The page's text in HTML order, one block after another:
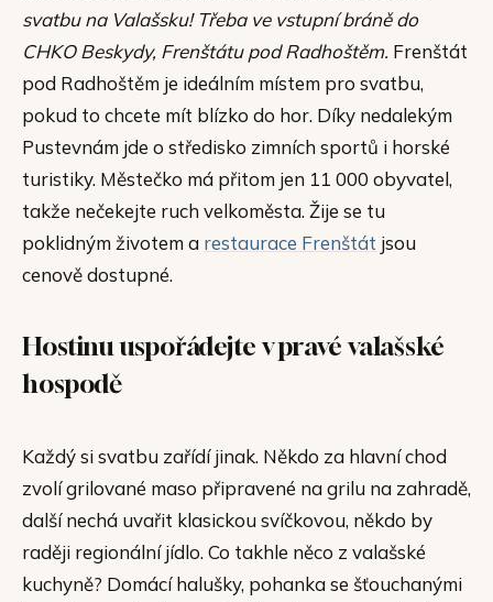
svatbu na Valašsku! Třeba ve vstupní bráně do
CHKO Beskydy, Frenštátu pod Radhoštěm. Frenštát
pod Radhoštěm je ideálním místem pro svatbu,
pokud to chcete mít blízko do hor. Díky nedalekým
Pustevnám jde o středisko zimních sportů i horské
turistiky. Městečko má přitom jen 11 000 obyvatel,
takže nečekejte ruch velkoměsta. Žije se tu
poklidným životem a restaurace Frenštát jsou
cenově dostupné.
Hostinu uspořádejte v pravé valašské
hospodě
Každý si svatbu zařídí jinak. Někdo za hlavní chod
zvolí grilované maso připravené na grilu na zahradě,
další nechá uvařit klasickou svíčkovou, někdo by
raději regionální jídlo. Co takhle něco z valašské
kuchyně? Domácí halušky, pohanka se šťouchanými